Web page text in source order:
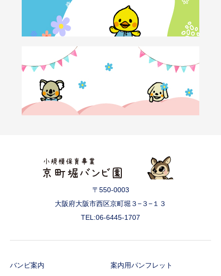
〒550-0003
大阪府大阪市西区京町堀３−３−１３
TEL:06-6445-1707
バンビ案内 案内用パンフレット